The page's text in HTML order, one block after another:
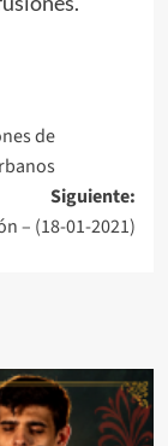
de
Siguiente:
– (18-01-2021)